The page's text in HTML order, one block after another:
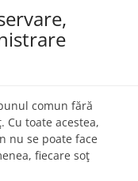
comun fără
toate acestea,
nu se poate face
fiecare soţ